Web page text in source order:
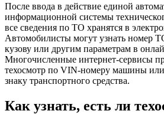
После ввода в действие единой
информационной системы
все сведения по ТО хранятся в
Автомобилисты могут узнать номер
кузову или другим параметрам в
Многочисленные интернет-сервисы
техосмотр по VIN-номеру машины
знаку транспортного средства.
Как узнать, есть ли